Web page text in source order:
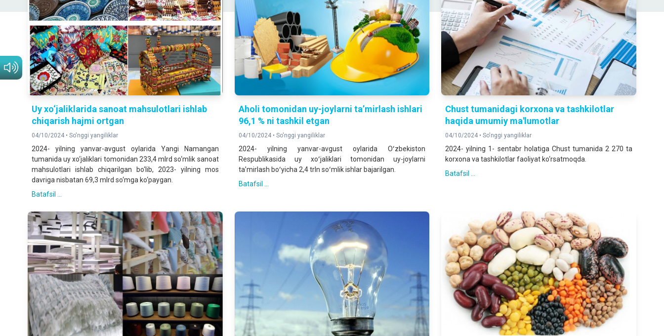
Uy xo‘jaliklarida sanoat mahsulotlari ishlab
chiqarish hajmi ortgan
04/10/2024 • So'nggi yangiliklar
2024- yilning yanvar-avgust oylarida Yangi Namangan
tumanida uy xo‘jaliklari tomonidan 233,4 mlrd so‘mlik sanoat
mahsulotlari ishlab chiqarilgan bo‘lib, 2023- yilning mos
davriga nisbatan 69,3 mlrd so‘mga ko‘paygan.
Batafsil ...
Aholi tomonidan uy-joylarni taʼmirlash ishlari
96,1 % ni tashkil etgan
04/10/2024 • So'nggi yangiliklar
2024- yilning yanvar-avgust oylarida Oʻzbekiston
Respublikasida uy xoʻjaliklari tomonidan uy-joylarni
taʼmirlash boʻyicha 2,4 trln soʻmlik ishlar bajarilgan.
Batafsil ...
Chust tumanidagi korxona va tashkilotlar
haqida umumiy ma'lumotlar
04/10/2024 •So'nggi yangiliklar
2024- yilning 1- sentabr holatiga Chust tumanida 2 270 ta
korxona va tashkilotlar faoliyat ko‘rsatmoqda.
Batafsil ...